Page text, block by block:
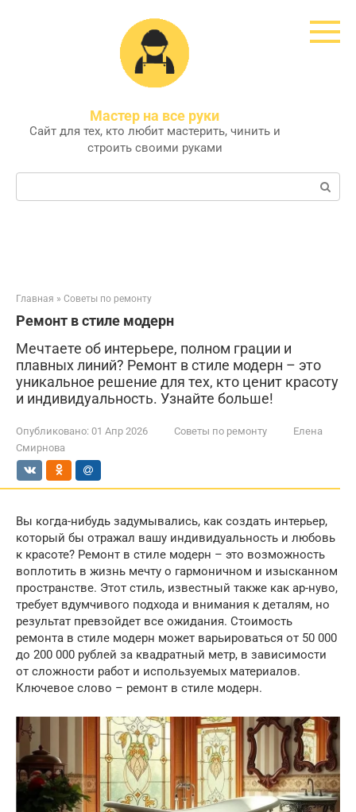
Мастер на все руки
Сайт для тех, кто любит мастерить, чинить и
строить своими руками
Поиск:
Главная » Советы по ремонту
Ремонт в стиле модерн
Мечтаете об интерьере, полном грации и
плавных линий? Ремонт в стиле модерн – это
уникальное решение для тех, кто ценит красоту
и индивидуальность. Узнайте больше!
Опубликовано: 01 Апр 2026 Советы по ремонту
Елена
Смирнова
Вы когда-нибудь задумывались, как создать интерьер,
который бы отражал вашу индивидуальность и любовь
к красоте? Ремонт в стиле модерн – это возможность
воплотить в жизнь мечту о гармоничном и изысканном
пространстве. Этот стиль, известный также как ар-нуво,
требует вдумчивого подхода и внимания к деталям, но
результат превзойдет все ожидания. Стоимость
ремонта в стиле модерн может варьироваться от 50 000
до 200 000 рублей за квадратный метр, в зависимости
от сложности работ и используемых материалов.
Ключевое слово – ремонт в стиле модерн.